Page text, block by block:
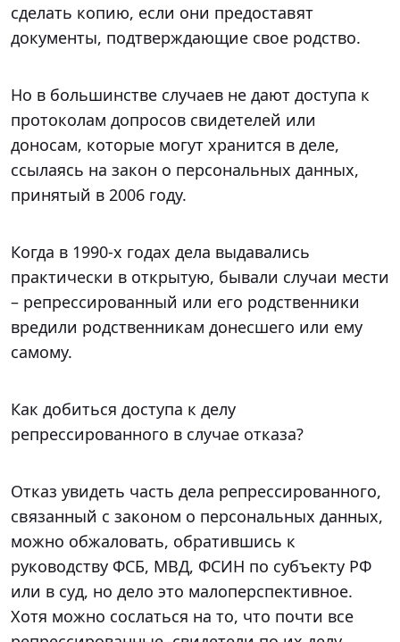
сделать копию, если они предоставят
документы, подтверждающие свое родство.
Но в большинстве случаев не дают доступа к
протоколам допросов свидетелей или
доносам, которые могут хранится в деле,
ссылаясь на закон о персональных данных,
принятый в 2006 году.
Когда в 1990-х годах дела выдавались
практически в открытую, бывали случаи мести
– репрессированный или его родственники
вредили родственникам донесшего или ему
самому.
Как добиться доступа к делу
репрессированного в случае отказа?
Отказ увидеть часть дела репрессированного,
связанный с законом о персональных данных,
можно обжаловать, обратившись к
руководству ФСБ, МВД, ФСИН по субъекту РФ
или в суд, но дело это малоперспективное.
Хотя можно сослаться на то, что почти все